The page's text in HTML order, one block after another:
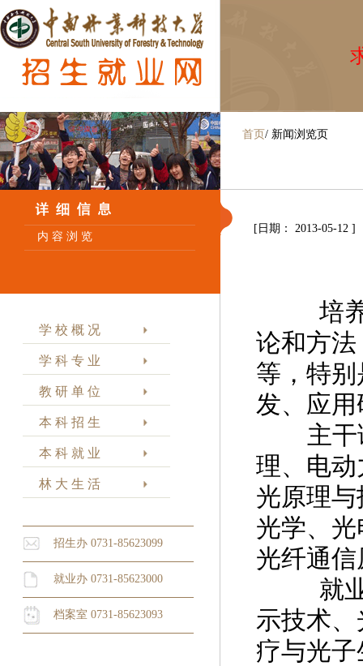
内 容 浏 览
学 校 概 况
学 科 专 业
教 研 单 位
本 科 招 生
本 科 就 业
林 大 生 活
招生办 0731-85623099
就业办 0731-85623000
档案室 0731-85623093
首页 / 新闻浏览页
[日期： 2013-05-12 ]
培养目
论和方
等，特
发、应
主干课
理、电
光原理
光学、
光纤通
就业方
示技术
疗与光